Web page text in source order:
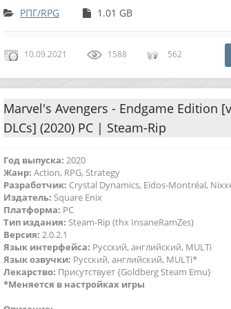
РПГ/RPG 1.01 GB
10.09.2021 1588 562
Marvel's Avengers - Endgame Edition
DLCs] (2020) PC | Steam-Rip
Год выпуска: 2020
Жанр: Action, RPG, Strategy
Разработчик: Crystal Dynamics, Eidos-Montréal,
Издатель: Square Enix
Платформа: PC
Тип издания: Steam-Rip (thx InsaneRamZes)
Версия: 2.0.2.1
Язык интерфейса: Русский, английский, MULTi
Язык озвучки: Русский, английский, MULTi*
Лекарство: Присутствует {Goldberg Steam Emu}
*Меняется в настройках игры